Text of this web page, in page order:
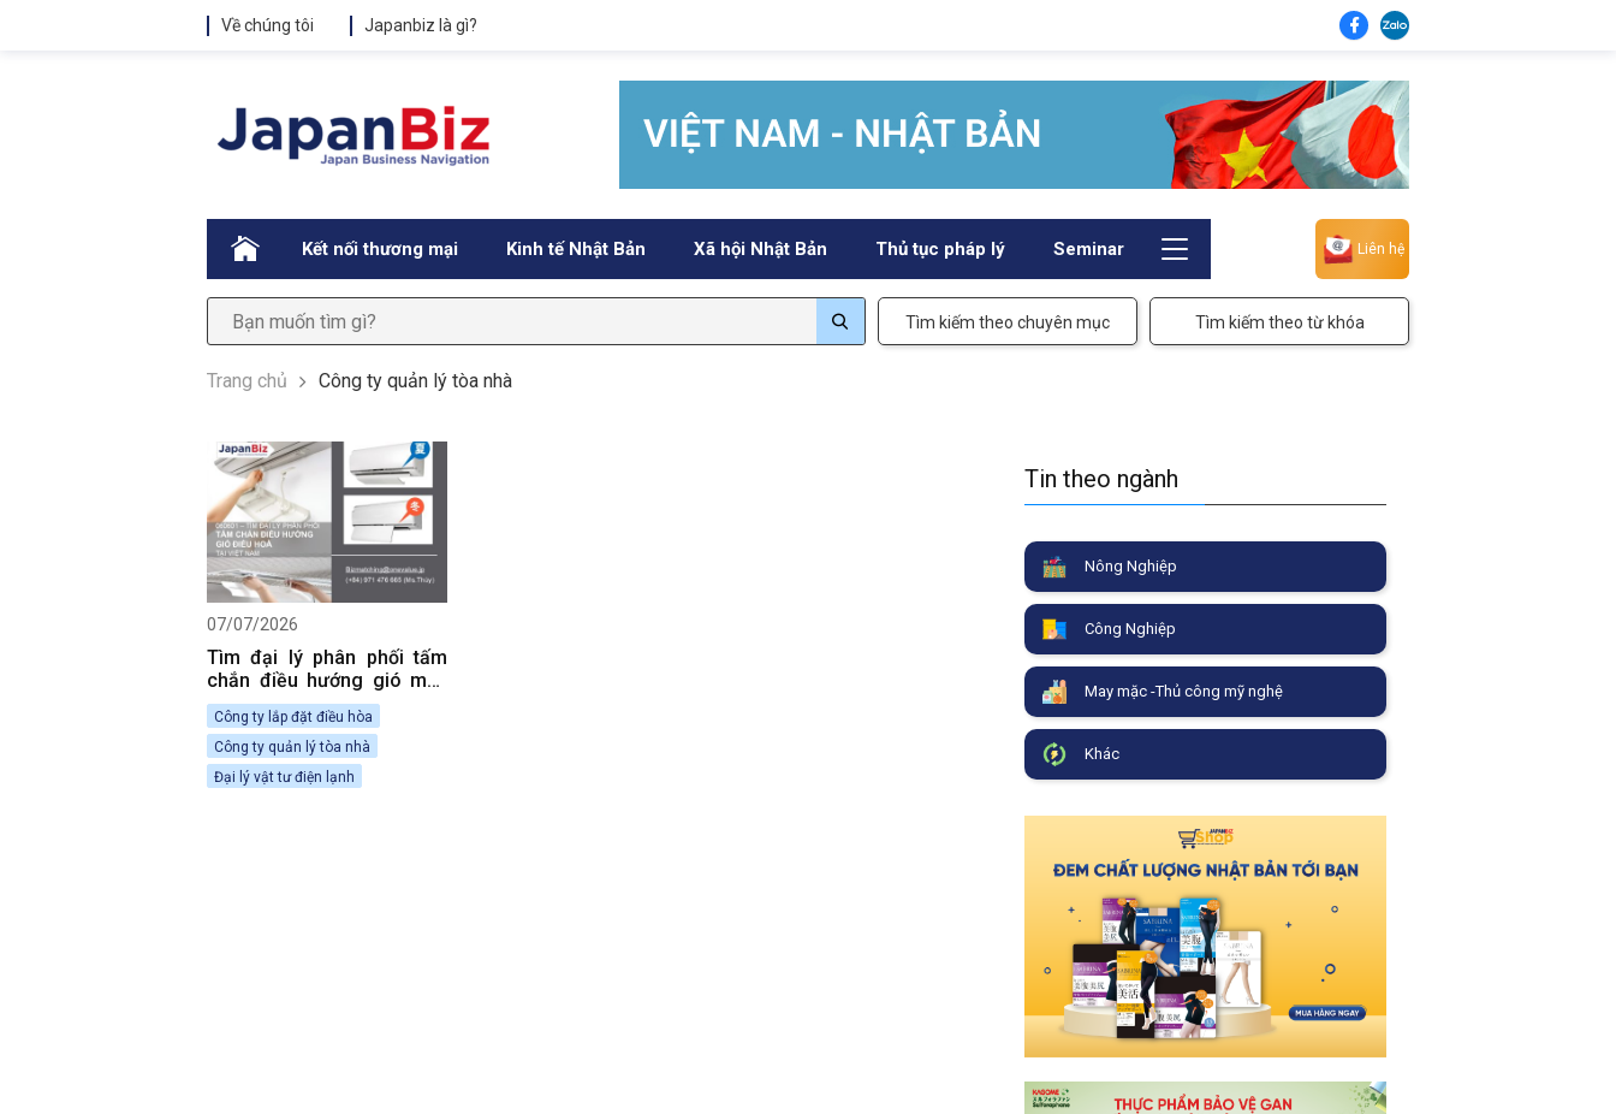
Về chúng tôi Japanbiz là gì?
. Kết nối thương mại Kinh tế Nhật Bản Xã hội Nhật Bản Thủ tục pháp lý Seminar Liên hệ
Tìm kiếm theo chuyên mục Tìm kiếm theo từ khóa
Trang chủ Công ty quản lý tòa nhà
07/07/2026
Tìm đại lý phân phối tấm
chắn điều hướng gió máy
lạnh tại Việt Nam.
Công ty lắp đặt điều hòa
Công ty quản lý tòa nhà
Đại lý vật tư điện lạnh
Tin theo ngành
Nông Nghiệp
Công Nghiệp
May mặc -Thủ công mỹ nghệ
Khác